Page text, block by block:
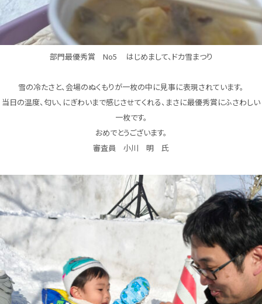
部門最優秀賞 No5 はじめまして、ドカ雪まつり
雪の冷たさと、会場のぬくもりが一枚の中に見事に表現されています。
当日の温度、匂い、にぎわいまで感じさせてくれる、まさに最優秀賞にふさわしい
一枚です。
おめでとうございます。
審査員 小川 明 氏